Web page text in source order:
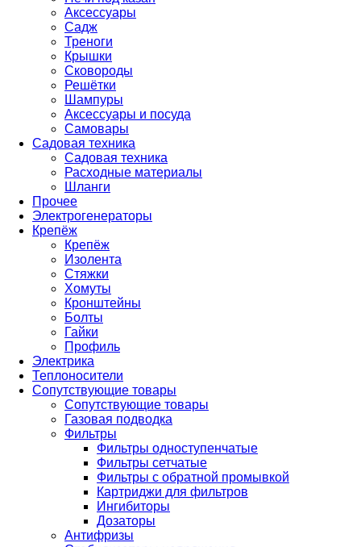
Аксессуары
Садж
Треноги
Крышки
Сковороды
Решётки
Шампуры
Аксессуары и посуда
Самовары
Садовая техника
Садовая техника
Расходные материалы
Шланги
Прочее
Электрогенераторы
Крепёж
Крепёж
Изолента
Стяжки
Хомуты
Кронштейны
Болты
Гайки
Профиль
Электрика
Теплоносители
Сопутствующие товары
Сопутствующие товары
Газовая подводка
Фильтры
Фильтры одноступенчатые
Фильтры сетчатые
Фильтры с обратной промывкой
Картриджи для фильтров
Ингибиторы
Дозаторы
Антифризы